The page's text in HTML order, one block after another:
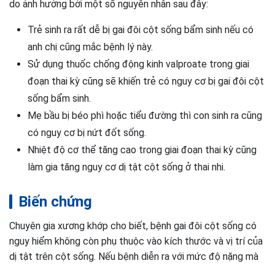
do ảnh hưởng bởi một số nguyên nhân sau đây:
Trẻ sinh ra rất dễ bị gai đôi cột sống bẩm sinh nếu có
anh chị cũng mắc bệnh lý này.
Sử dụng thuốc chống động kinh valproate trong giai
đoạn thai kỳ cũng sẽ khiến trẻ có nguy cơ bị gai đôi cột
sống bẩm sinh.
Mẹ bầu bị béo phì hoặc tiểu đường thì con sinh ra cũng
có nguy cơ bị nứt đốt sống.
Nhiệt độ cơ thể tăng cao trong giai đoạn thai kỳ cũng
làm gia tăng nguy cơ dị tật cột sống ở thai nhi.
Biến chứng
Chuyên gia xương khớp cho biết, bệnh gai đôi cột sống có
nguy hiểm không còn phụ thuộc vào kích thước và vị trí của
dị tật trên cột sống. Nếu bệnh diễn ra với mức độ nặng mà